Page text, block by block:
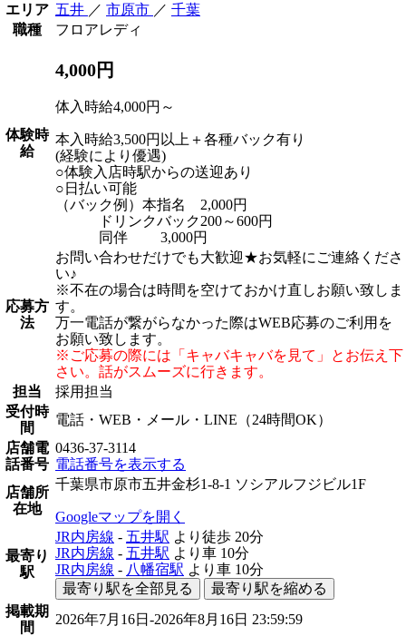
エリア 五井 ／ 市原市 ／ 千葉
職種
フロアレディ
体験時
給
4,000円
体入時給4,000円～
本入時給3,500円以上＋各種バック有り
(経験により優遇)
○体験入店時駅からの送迎あり
○日払い可能
（バック例）本指名 2,000円
ドリンクバック200～600円
同伴 3,000円
応募方
法
お問い合わせだけでも大歓迎★お気軽にご連絡くださ
い♪
※不在の場合は時間を空けておかけ直しお願い致しま
す。
万一電話が繋がらなかった際はWEB応募のご利用を
お願い致します。
※ご応募の際には「キャバキャバを見て」とお伝え下
さい。話がスムーズに行きます。
担当
採用担当
受付時
間
電話・WEB・メール・LINE（24時間OK）
店舗電
話番号
0436-37-3114
電話番号を表示する
店舗所
在地
千葉県市原市五井金杉1-8-1 ソシアルフジビル1F
Googleマップを開く
最寄り
駅
JR内房線 - 五井駅 より徒歩 20分
JR内房線 - 五井駅 より車 10分
JR内房線 - 八幡宿駅 より車 10分
最寄り駅を全部見る
最寄り駅を縮める
掲載期
間
2026年7月16日-2026年8月16日 23:59:59